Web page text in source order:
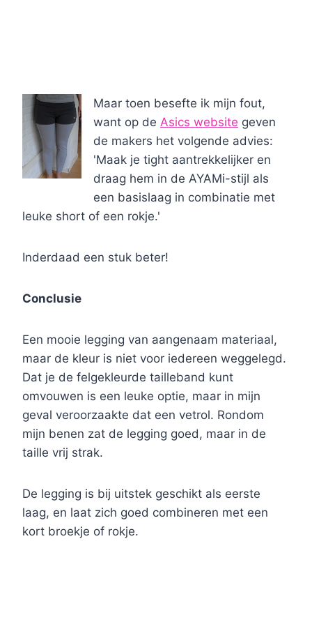
Maar toen besefte ik mijn fout,
want op de Asics website geven
de makers het volgende advies:
'Maak je tight aantrekkelijker en
draag hem in de AYAMi-stijl als
een basislaag in combinatie met
leuke short of een rokje.'
Inderdaad een stuk beter!
Conclusie
Een mooie legging van aangenaam materiaal,
maar de kleur is niet voor iedereen weggelegd.
Dat je de felgekleurde tailleband kunt
omvouwen is een leuke optie, maar in mijn
geval veroorzaakte dat een vetrol. Rondom
mijn benen zat de legging goed, maar in de
taille vrij strak.
De legging is bij uitstek geschikt als eerste
laag, en laat zich goed combineren met een
kort broekje of rokje.